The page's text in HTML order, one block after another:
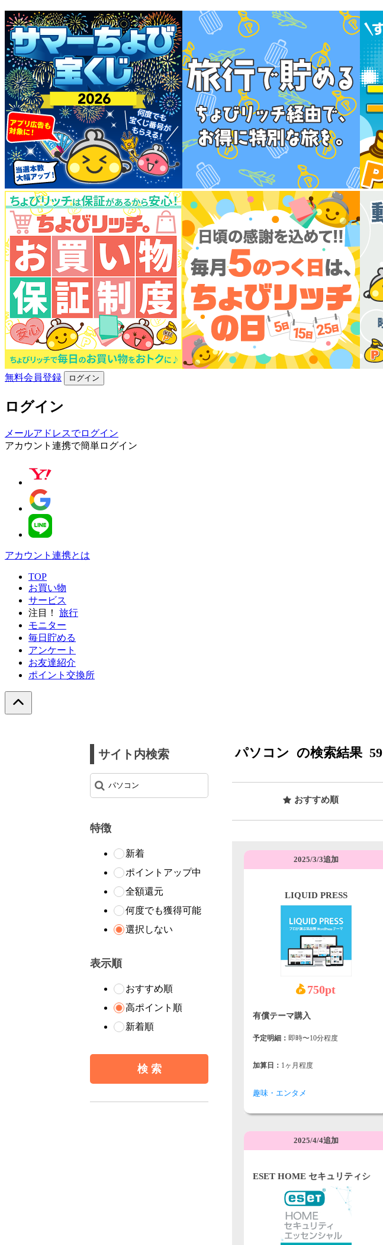
無料会員登録 ログイン
ログイン
メールアドレスでログイン
アカウント連携で簡単ログイン
アカウント連携とは
TOP
お買い物
サービス
注目！
旅行
モニター
毎日貯める
アンケート
お友達紹介
ポイント交換所
サイト内検索
特徴
新着
ポイントアップ中
全額還元
何度でも獲得可能
選択しない
表示順
おすすめ順
高ポイント順
新着順
パソコン の検索結果 59
おすすめ順
2025/3/3追加
LIQUID PRESS
750pt
有償テーマ購入
予定明細： 即時〜10分程度
加算日： 1ヶ月程度
趣味・エンタメ
2025/4/4追加
ESET HOME セキュリティシ